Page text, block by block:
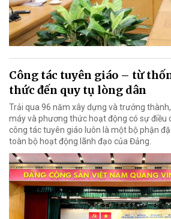
Công tác tuyên giáo – từ
thức đến quy tụ lòng dân
Trải qua 96 năm xây dựng và trưởng
máy và phương thức hoạt động có sự điều
công tác tuyên giáo luôn là một bộ phận
toàn bộ hoạt động lãnh đạo của Đảng.